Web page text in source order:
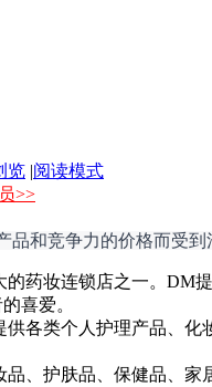
览 |阅读模式
>>
和竞争力的价格而受
药妆连锁店之一。DM
喜爱。
供各类个人护理产品、
、护肤品、保健品、